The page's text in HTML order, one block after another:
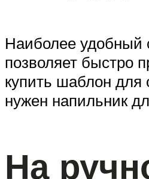
Наиболее удобный
позволяет быстро
купить шаблон для
нужен напильник
На